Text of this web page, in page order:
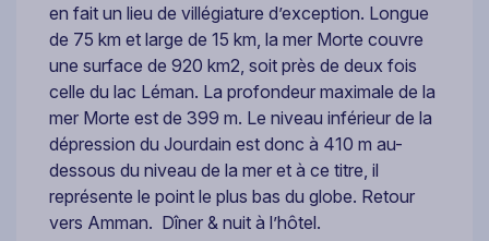
en fait un lieu de villégiature d’exception. Longue
de 75 km et large de 15 km, la mer Morte couvre
une surface de 920 km2, soit près de deux fois
celle du lac Léman. La profondeur maximale de la
mer Morte est de 399 m. Le niveau inférieur de la
dépression du Jourdain est donc à 410 m au-
dessous du niveau de la mer et à ce titre, il
représente le point le plus bas du globe. Retour
vers Amman. Dîner & nuit à l’hôtel.